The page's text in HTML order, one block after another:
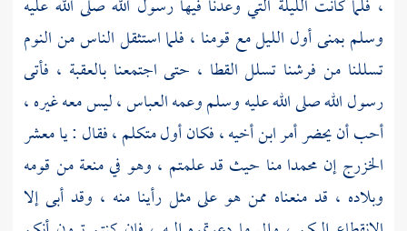
، فلما كانت الليلة التي وعدنا فيها رسول الله صلى الله عليه
وسلمبمنىأول الليل مع قومنا ، فلما استثقل الناس من النوم
تسللنا من فرشنا تسلل القطا ، حتى اجتمعنا بالعقبة ، فأتى
رسول الله صلى الله عليه وسلم وعمهالعباس ،ليس معه غيره ،
أحب أن يحضر أمر ابن أخيه ، فكان أول متكلم ، فقال : يا معشر
الخزرجإن محمدامنا حيث قد علمتم ، وهو في منعة من قومه
وبلاده ، قد منعناه ممن هو على مثل رأينا منه ، وقد أبى إلا